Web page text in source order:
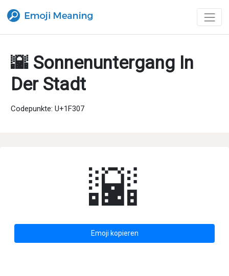
🌇 Sonnenuntergang In
Der Stadt
Codepunkte: U+1F307
🌇
Emoji kopieren